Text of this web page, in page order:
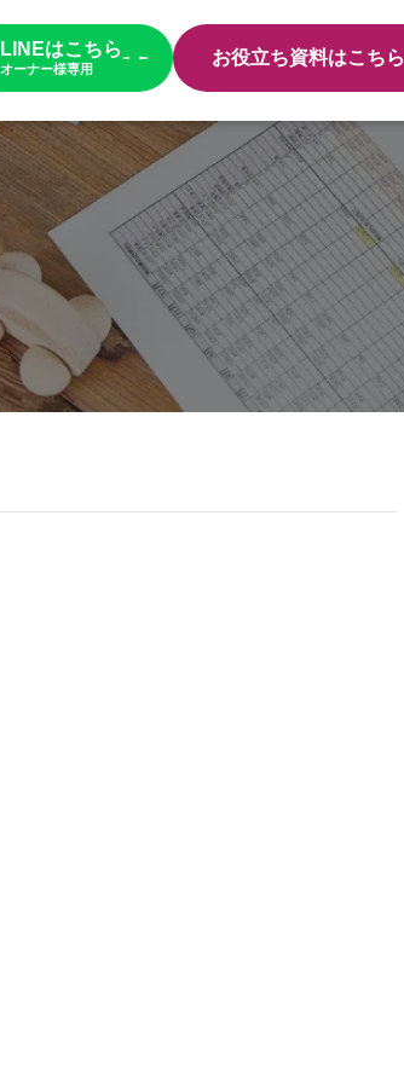
LINEはこちら
オーナー様専用
お役立ち資料はこちら